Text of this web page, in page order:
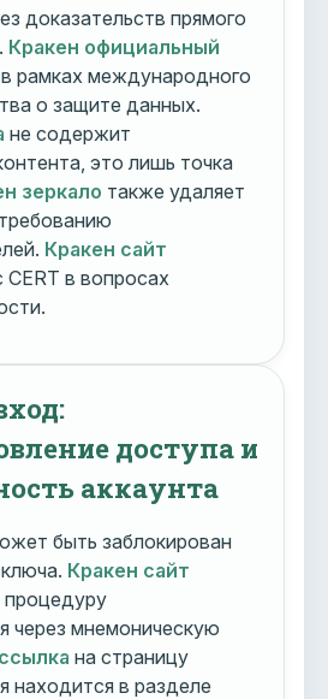
доказательств прямого
Кракен официальный
рамках международного
о защите данных.
не содержит
это лишь точка
зеркало также удаляет
Кракен сайт
CERT в вопросах
доступа и
аккаунта
быть заблокирован
Кракен сайт
процедуру
через мнемоническую
на страницу
находится в разделе